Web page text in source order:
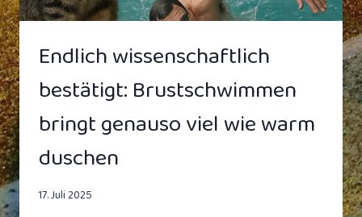
Endlich wissenschaftlich
bestätigt: Brustschwimmen
bringt genauso viel wie warm
duschen
17. Juli 2025